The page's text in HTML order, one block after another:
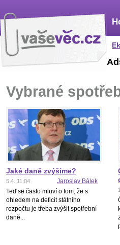
Vybrané
Jaké daně zvýšíme?
5.4. 11:04
Jaroslav Bálek
Teď se často mluví o tom, že s
ohledem na deficit státního
rozpočtu je třeba zvýšit spotřební
daně...